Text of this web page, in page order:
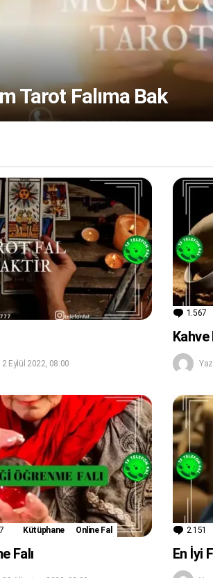
Tarot Falıma Bak
2 Eylül 2022, 08:00
1.567
Kahve
YorumKütüphane Online Fal
Falı
2.151
En İyi